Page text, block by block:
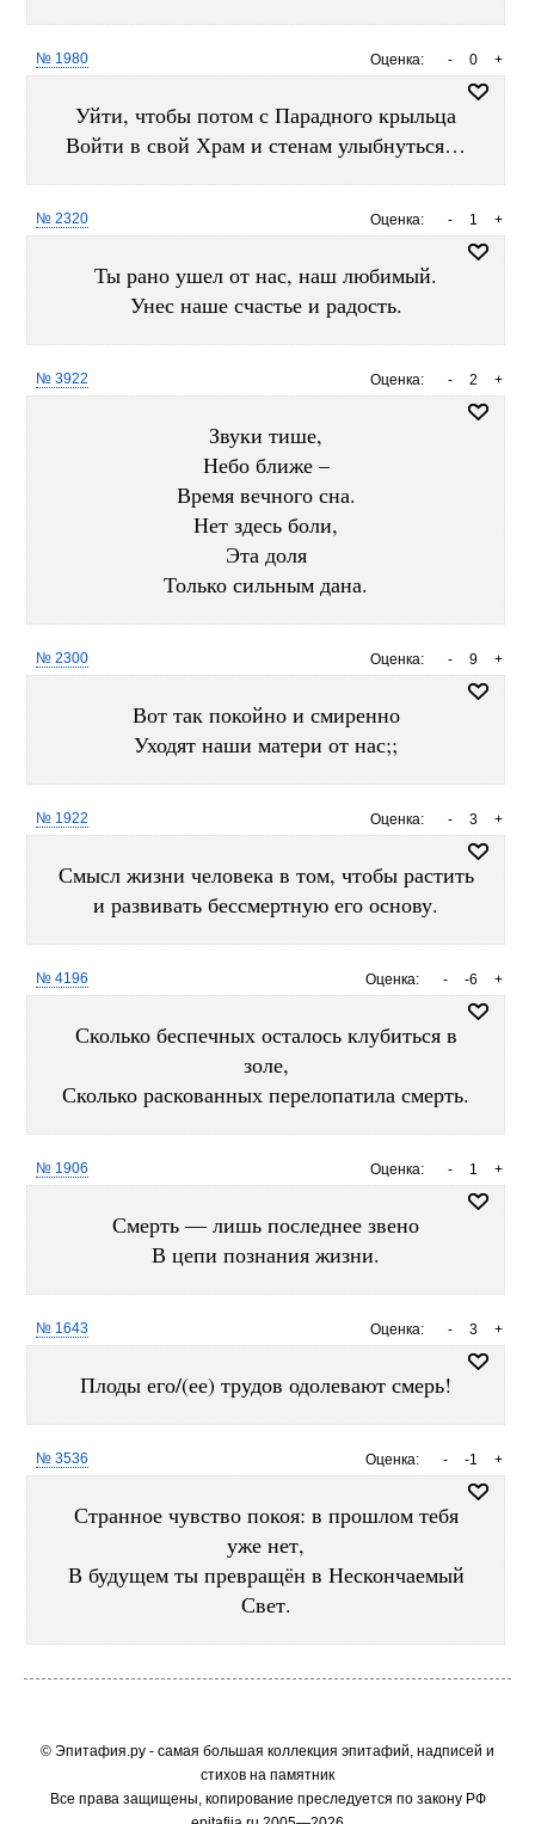
Оценка: +
0
-
№ 1980
Уйти, чтобы потом с Парадного крыльца
Войти в свой Храм и стенам улыбнуться…
Оценка: +
1
-
№ 2320
Ты рано ушел от нас, наш любимый.
Унес наше счастье и радость.
Оценка: +
2
-
№ 3922
Звуки тише,
Небо ближе –
Время вечного сна.
Нет здесь боли,
Эта доля
Только сильным дана.
Оценка: +
9
-
№ 2300
Вот так покойно и смиренно
Уходят наши матери от нас;;
Оценка: +
3
-
№ 1922
Смысл жизни человека в том, чтобы растить
и развивать бессмертную его основу.
Оценка: +
-6
-
№ 4196
Сколько беспечных осталось клубиться в
золе,
Сколько раскованных перелопатила смерть.
Оценка: +
1
-
№ 1906
Смерть — лишь последнее звено
В цепи познания жизни.
Оценка: +
3
-
№ 1643
Плоды его/(ее) трудов одолевают смерь!
Оценка: +
-1
-
№ 3536
Странное чувство покоя: в прошлом тебя
уже нет,
В будущем ты превращён в Нескончаемый
Свет.
© Эпитафия.ру - самая большая коллекция эпитафий, надписей и
стихов на памятник
Все права защищены, копирование преследуется по закону РФ